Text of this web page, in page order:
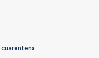
cuarentena